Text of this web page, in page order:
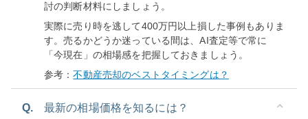
討の判断材料にしましょう。
実際に売り時を逃して400万円以上損した事例もありま
す。売るかどうか迷っている間は、AI査定等で常に
「今現在」の相場感を把握しておきましょう。
参考：不動産売却のベストタイミングは？
Q. 最新の相場価格を知るには？